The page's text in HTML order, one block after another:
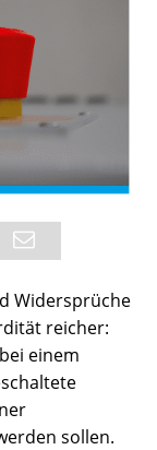
Widersprüche
reicher:
einem
sollen.